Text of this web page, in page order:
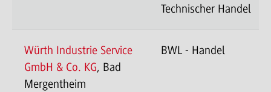
Technischer Handel
Würth Industrie Service
GmbH & Co. KG, Bad
Mergentheim
BWL - Handel